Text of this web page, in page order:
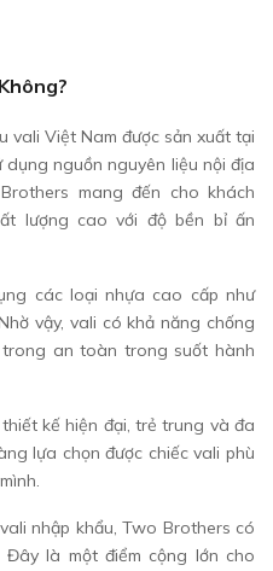
vali Việt Nam được sản xuất tại
dụng nguồn nguyên liệu nội địa
mang đến cho khách
lượng cao với độ bền bỉ ấn
các loại nhựa cao cấp như
vậy, vali có khả năng chống
an toàn trong suốt hành
kế hiện đại, trẻ trung và đa
lựa chọn được chiếc vali phù
nhập khẩu, Two Brothers có
là một điểm cộng lớn cho